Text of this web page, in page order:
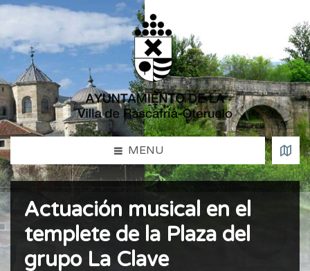
MENU
Actuación musical en el
templete de la Plaza del
grupo La Clave